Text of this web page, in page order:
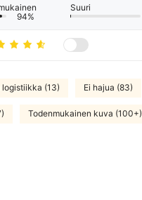
94%
Suuri
logistiikka (13) Ei hajua (83)
Todenmukainen kuva (100+)